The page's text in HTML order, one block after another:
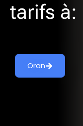
tarifs à:
Oran